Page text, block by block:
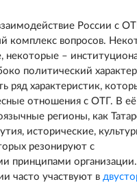
России с
комплекс вопросов.
некоторые –
политический
ряд характеристик,
отношения с ОТГ. В её
регионы, как
исторические,
резонируют с
принципами
часто участвуют в